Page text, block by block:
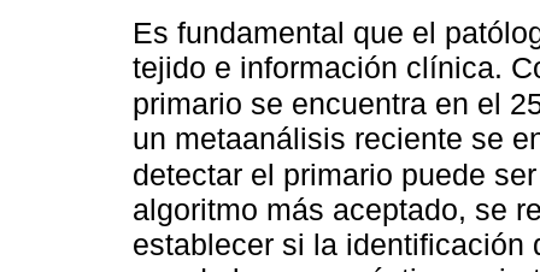
Es fundamental que el
tejido e información clínica.
primario se encuentra en el
un metaanálisis reciente se
detectar el primario puede
algoritmo más aceptado, se
establecer si la identificación